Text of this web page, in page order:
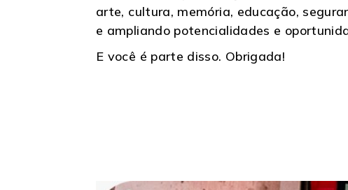
arte, cultura, memória, educação,
e ampliando potencialidades e
E você é parte disso. Obrigada!